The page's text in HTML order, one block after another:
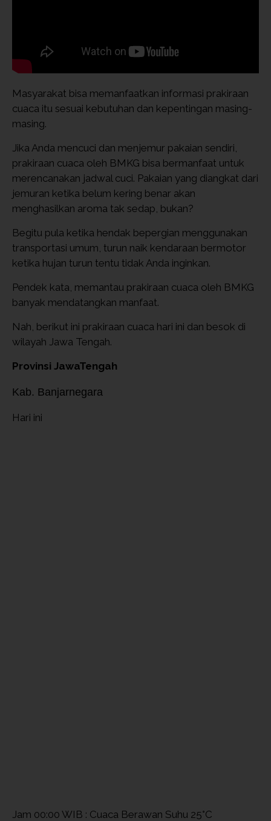
Masyarakat bisa memanfaatkan informasi prakiraan
cuaca itu sesuai kebutuhan dan kepentingan masing-
masing.
Jika Anda mencuci dan menjemur pakaian sendiri,
prakiraan cuaca oleh BMKG bisa bermanfaat untuk
merencanakan jadwal cuci. Pakaian yang diangkat dari
jemuran ketika belum kering benar akan
menghasilkan aroma tak sedap, bukan?
Begitu pula ketika hendak bepergian menggunakan
transportasi umum, turun naik kendaraan bermotor
ketika hujan turun tentu tidak Anda inginkan.
Pendek kata, memantau prakiraan cuaca oleh BMKG
banyak mendatangkan manfaat.
Nah, berikut ini prakiraan cuaca hari ini dan besok di
wilayah Jawa Tengah.
Provinsi JawaTengah
Kab. Banjarnegara
Hari ini
Jam 00:00 WIB : Cuaca Berawan Suhu 25°C